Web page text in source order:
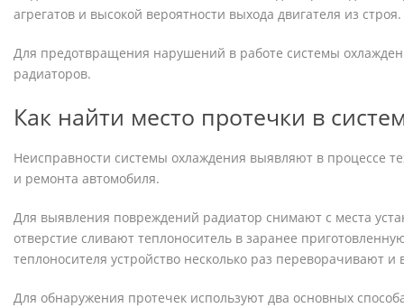
агрегатов и высокой вероятности выхода двигателя из строя.
Для предотвращения нарушений в работе системы
радиаторов.
Как найти место протечки в
Неисправности системы охлаждения выявляют в процессе
и ремонта автомобиля.
Для выявления повреждений радиатор снимают с места
отверстие сливают теплоноситель в заранее
теплоносителя устройство несколько раз переворачивают и
Для обнаружения протечек используют два основных